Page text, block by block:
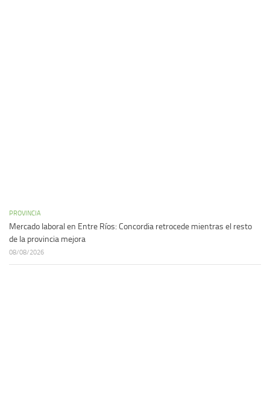
PROVINCIA
Mercado laboral en Entre Ríos: Concordia retrocede mientras el resto
de la provincia mejora
08/08/2026